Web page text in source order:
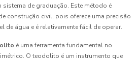
sistema de graduação. Este método é
construção civil, pois oferece uma precisão
de água e é relativamente fácil de operar.
é uma ferramenta fundamental no
O teodolito é um instrumento que